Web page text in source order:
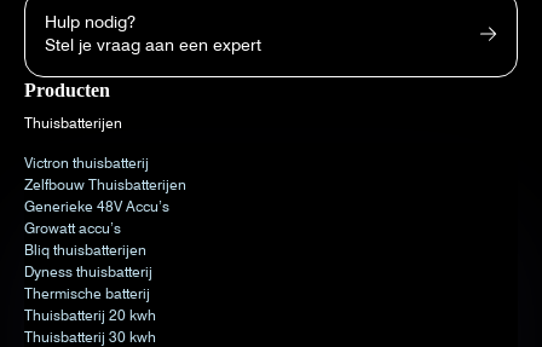
Hulp nodig?
Stel je vraag aan een expert
Producten
Thuisbatterijen
Victron thuisbatterij
Zelfbouw Thuisbatterijen
Generieke 48V Accu’s
Growatt accu’s
Bliq thuisbatterijen
Dyness thuisbatterij
Thermische batterij
Thuisbatterij 20 kwh
Thuisbatterij 30 kwh